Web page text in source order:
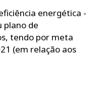
energética -
plano de
tendo por meta
(em relação aos